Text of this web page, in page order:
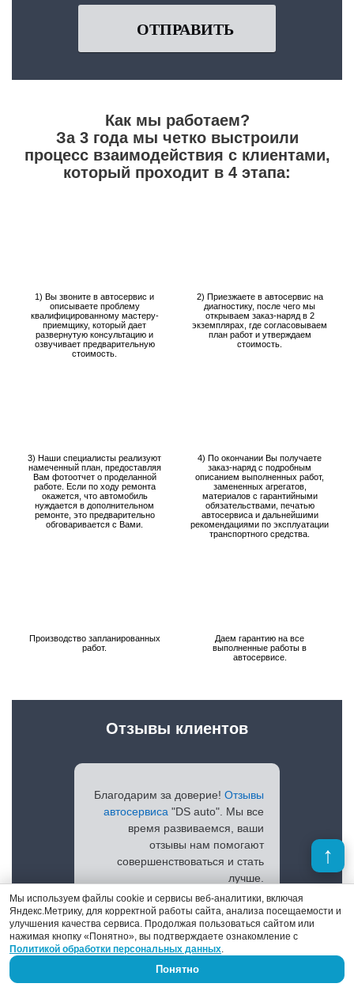
ОТПРАВИТЬ
Как мы работаем?
За 3 года мы четко выстроили
процесс взаимодействия с клиентами,
который проходит в 4 этапа:
1) Вы звоните в автосервис и
описываете проблему
квалифицированному мастеру-
приемщику, который дает
развернутую консультацию и
озвучивает предварительную
стоимость.
2) Приезжаете в автосервис на
диагностику, после чего мы
открываем заказ-наряд в 2
экземплярах, где согласовываем
план работ и утверждаем
стоимость.
3) Наши специалисты реализуют
намеченный план, предоставляя
Вам фотоотчет о проделанной
работе. Если по ходу ремонта
окажется, что автомобиль
нуждается в дополнительном
ремонте, это предварительно
обговаривается с Вами.
4) По окончании Вы получаете
заказ-наряд с подробным
описанием выполненных работ,
замененных агрегатов,
материалов с гарантийными
обязательствами, печатью
автосервиса и дальнейшими
рекомендациями по эксплуатации
транспортного средства.
Производство запланированных
работ.
Даем гарантию на все
выполненные работы в
автосервисе.
Благодарим за доверие! Отзывы
автосервиса "DS auto". Мы все
время развиваемся, ваши
отзывы нам помогают
совершенствоваться и стать
лучше.
Просмотреть отзывы
Отзывы клиентов
Мы используем файлы cookie и сервисы веб-аналитики, включая
Яндекс.Метрику, для корректной работы сайта, анализа посещаемости и
улучшения качества сервиса. Продолжая пользоваться сайтом или
нажимая кнопку «Понятно», вы подтверждаете ознакомление с
Политикой обработки персональных данных.
Понятно